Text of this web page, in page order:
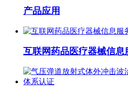
产品应用
互联网药品医疗器械信息